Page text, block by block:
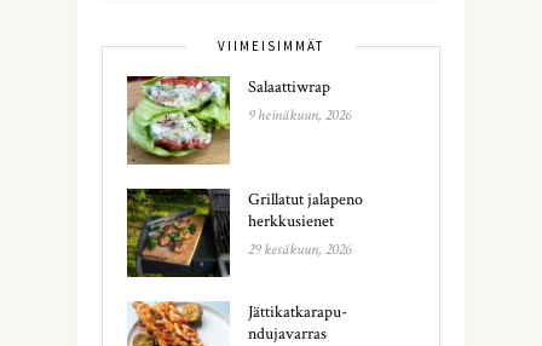
VIIMEISIMMÄT
Salaattiwrap
9 heinäkuun, 2026
Grillatut jalapeno
herkkusienet
29 kesäkuun, 2026
Jättikatkarapu-
ndujavarras